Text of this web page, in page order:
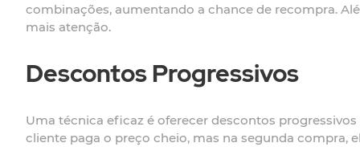
combinações, aumentando a chance de recompra.
mais atenção.
Descontos Progressivos
Uma técnica eficaz é oferecer descontos
cliente paga o preço cheio, mas na segunda compra,